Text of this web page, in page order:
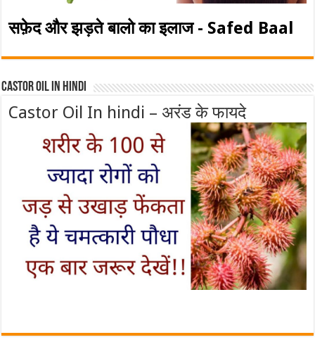
सफ़ेद और झड़ते बालो का इलाज - Safed Baal
Castor Oil In Hindi
Castor Oil In hindi – अरंड के फायदे